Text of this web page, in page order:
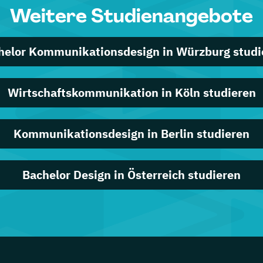
Weitere Studienangebote
Kommunikationsdesign in Würzburg
Wirtschaftskommunikation in Köln studieren
Kommunikationsdesign in Berlin studieren
Bachelor Design in Österreich studieren